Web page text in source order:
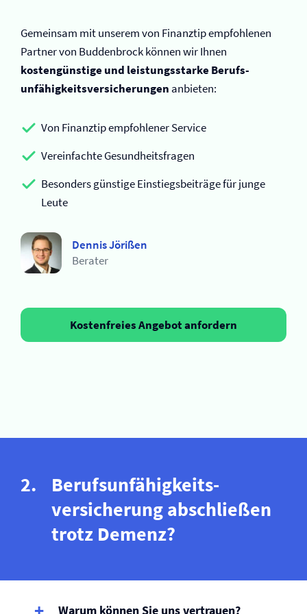
Gemeinsam mit unserem von Finanztip empfohlenen
Partner von Buddenbrock können wir Ihnen
kostengünstige und leistungsstarke Berufs­
unfähigkeits­versicherungen anbieten:
Von Finanztip empfohlener Service
Vereinfachte Gesundheitsfragen
Besonders günstige Einstiegsbeiträge für junge
Leute
Dennis Jörißen
Berater
Kostenfreies Angebot anfordern
Berufs­unfähigkeits­
versicherung abschließen
trotz Demenz?
Warum können Sie uns vertrauen?